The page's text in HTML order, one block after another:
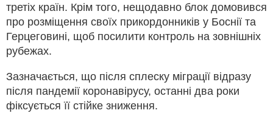
третіх країн. Крім того, нещодавно блок домовився
про розміщення своїх прикордонників у Боснії та
Герцеговині, щоб посилити контроль на зовнішніх
рубежах.
Зазначається, що після сплеску міграції відразу
після пандемії коронавірусу, останні два роки
фіксується її стійке зниження.